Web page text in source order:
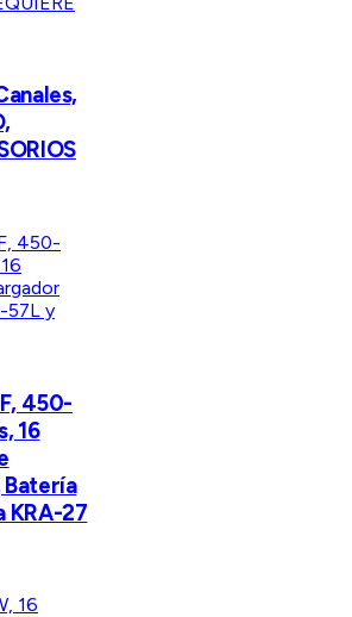
450-
16
Batería
KRA-27